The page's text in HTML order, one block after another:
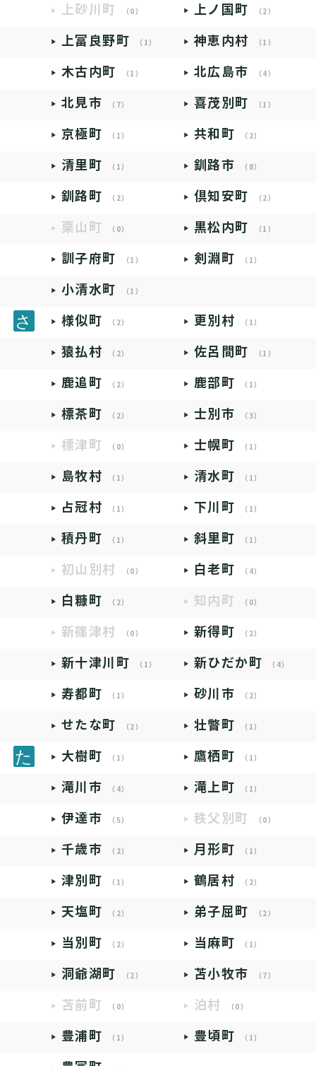
上砂川町 （0） 上ノ国町 （2）
上富良野町 （1） 神恵内村 （1）
木古内町 （1） 北広島市 （4）
北見市 （7） 喜茂別町 （1）
京極町 （1） 共和町 （2）
清里町 （1） 釧路市 （8）
釧路町 （2） 倶知安町 （2）
栗山町 （0） 黒松内町 （1）
訓子府町 （1） 剣淵町 （1）
小清水町 （1）
様似町 （2） 更別村 （1）
猿払村 （2） 佐呂間町 （1）
鹿追町 （2） 鹿部町 （1）
標茶町 （2） 士別市 （3）
標津町 （0） 士幌町 （1）
島牧村 （1） 清水町 （1）
占冠村 （1） 下川町 （1）
積丹町 （1） 斜里町 （1）
初山別村 （0） 白老町 （4）
白糠町 （2） 知内町 （0）
新篠津村 （0） 新得町 （2）
新十津川町 （1） 新ひだか町 （4）
寿都町 （1） 砂川市 （2）
せたな町 （2） 壮瞥町 （1）
大樹町 （1） 鷹栖町 （1）
滝川市 （4） 滝上町 （1）
伊達市 （5） 秩父別町 （0）
千歳市 （2） 月形町 （1）
津別町 （1） 鶴居村 （2）
天塩町 （2） 弟子屈町 （2）
当別町 （2） 当麻町 （1）
洞爺湖町 （2） 苫小牧市 （7）
苫前町 （0） 泊村 （0）
豊浦町 （1） 豊頃町 （1）